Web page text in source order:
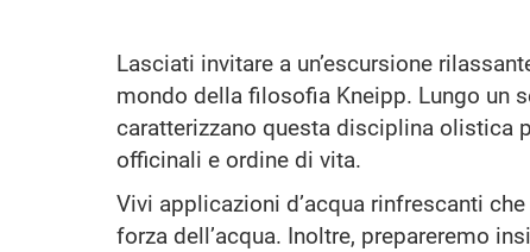
Lasciati invitare a un’escursione
mondo della filosofia Kneipp. Lungo un
caratterizzano questa disciplina olistica
officinali e ordine di vita.
Vivi applicazioni d’acqua rinfrescanti
forza dell’acqua. Inoltre, prepareremo